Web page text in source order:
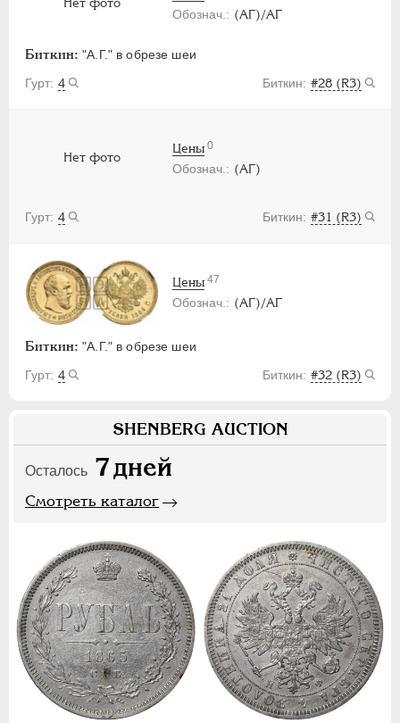
(АГ)/АГ
Биткин: "А.Г." в обрезе шеи
4
#28 (R3)
Нет фото
(АГ)
4 #31 (R3)
Цены 0
(АГ)/АГ
Биткин: "А.Г." в обрезе шеи
4
#32 (R3)
Цены 47
SHENBERG AUCTION
Осталось 7дней
Смотреть каталог